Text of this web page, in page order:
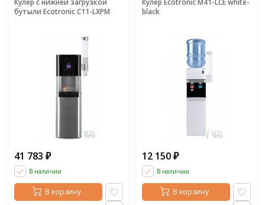
Кулер с нижней загрузкой
бутыли Ecotronic C11-LXPM
41 783 ₽
В наличии
В корзину
Кулер Ecotronic M41-LCE white-
black
12 150 ₽
В наличии
В корзину